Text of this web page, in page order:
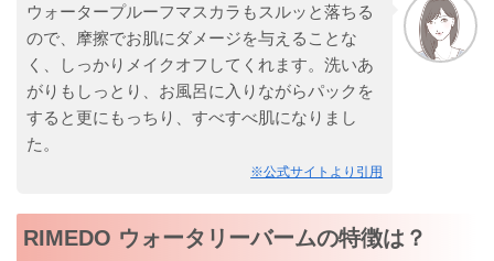
ウォータープルーフマスカラもスルッと落ちる
ので、摩擦でお肌にダメージを与えることな
く、しっかりメイクオフしてくれます。洗いあ
がりもしっとり、お風呂に入りながらパックを
すると更にもっちり、すべすべ肌になりまし
た。
※公式サイトより引用
RIMEDO ウォータリーバームの特徴は？